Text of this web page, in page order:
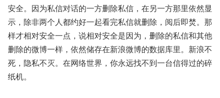
安全。因为私信对话的一方删除私信，在另一方那里依然显
示，除非两个人都约好一起看完私信就删除，阅后即焚。那
样才相对安全一点，说相对安全是因为，删除的私信和其他
删除的微博一样，依然储存在新浪微博的数据库里。新浪不
死，隐私不灭。在网络世界，你永远找不到一台信得过的碎
纸机。